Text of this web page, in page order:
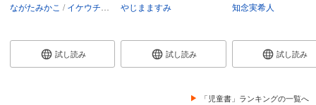
ながたみかこ イケウチリリー
試し読み
やじまますみ
試し読み
知念実希人
試し読み
「児童書」ランキングの一覧へ